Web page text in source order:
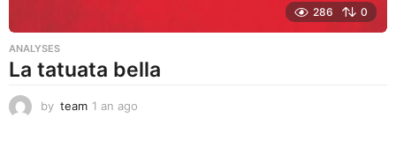
286 0
ANALYSES
La tatuata bella
by team 1 an ago